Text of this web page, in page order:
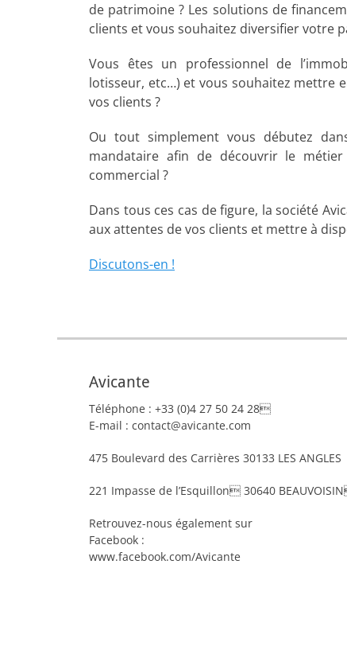
de patrimoine ? Les solutions de
clients et vous souhaitez diversifier votre
Vous êtes un professionnel de
lotisseur, etc…) et vous souhaitez mettre
vos clients ?
Ou tout simplement vous débutez
mandataire afin de découvrir le
commercial ?
Dans tous ces cas de figure, la société
aux attentes de vos clients et mettre à
Discutons-en !
Avicante
Téléphone : +33 (0)4 27 50 24 28
E-mail : contact@avicante.com
475 Boulevard des Carrières 30133 LES ANGLES
221 Impasse de l’Esquillon 30640
Retrouvez-nous également sur
Facebook :
www.facebook.com/Avicante